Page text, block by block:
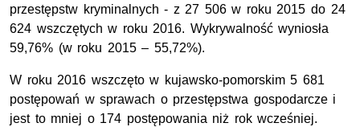
przestępstw kryminalnych - z 27 506 w roku 2015 do 24
624 wszczętych w roku 2016. Wykrywalność wyniosła
59,76% (w roku 2015 – 55,72%).
W roku 2016 wszczęto w kujawsko-pomorskim 5 681
postępowań w sprawach o przestępstwa gospodarcze i
jest to mniej o 174 postępowania niż rok wcześniej.